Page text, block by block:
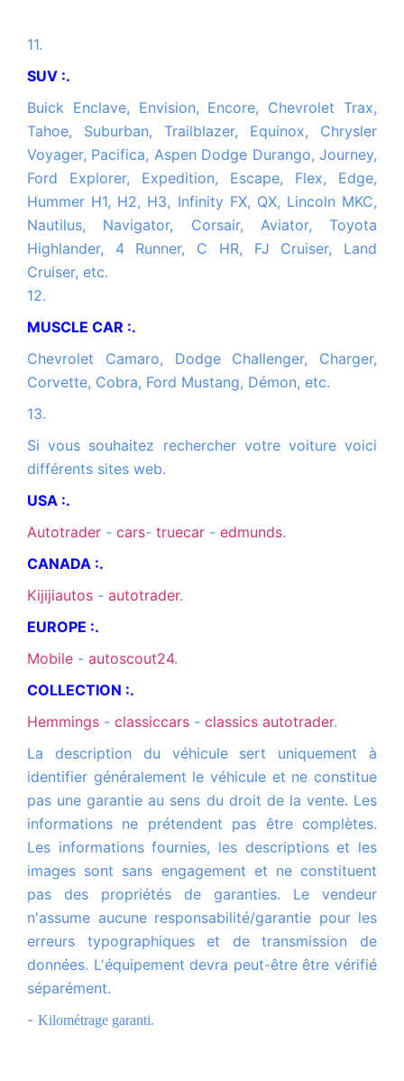
11.
SUV :.
Buick Enclave, Envision, Encore, Chevrolet Trax,
Tahoe, Suburban, Trailblazer, Equinox, Chrysler
Voyager, Pacifica, Aspen Dodge Durango, Journey,
Ford Explorer, Expedition, Escape, Flex, Edge,
Hummer H1, H2, H3, Infinity FX, QX, Lincoln MKC,
Nautilus, Navigator, Corsair, Aviator, Toyota
Highlander, 4 Runner, C HR, FJ Cruiser, Land
Cruiser, etc.
12.
MUSCLE CAR :.
Chevrolet Camaro, Dodge Challenger, Charger,
Corvette, Cobra, Ford Mustang, Démon, etc.
13.
Si vous souhaitez rechercher votre voiture voici
différents sites web.
USA :.
autotrader - cars- truecar - edmunds.
CANADA :.
kijijiautos - autotrader.
EUROPE :.
mobile - autoscout24.
COLLECTION :.
hemmings - classiccars - classics autotrader.
La description du véhicule sert uniquement à
identifier généralement le véhicule et ne constitue
pas une garantie au sens du droit de la vente. Les
informations ne prétendent pas être complètes.
Les informations fournies, les descriptions et les
images sont sans engagement et ne constituent
pas des propriétés de garanties. Le vendeur
n'assume aucune responsabilité/garantie pour les
erreurs typographiques et de transmission de
données. L'équipement devra peut-être être vérifié
séparément.
Kilométrage garanti.